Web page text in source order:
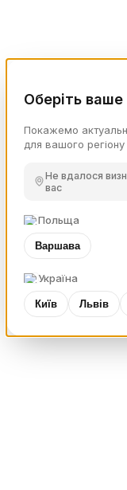
Оберіть ваше
Покажемо
для вашого регіону
Не вдалося
вас
Польща
Варшава
Україна
Київ Львів